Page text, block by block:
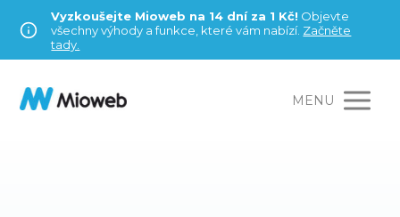
Vyzkoušejte Mioweb na 14 dní za 1 Kč! Objevte
všechny výhody a funkce, které vám nabízí. Začněte
tady.
MENU